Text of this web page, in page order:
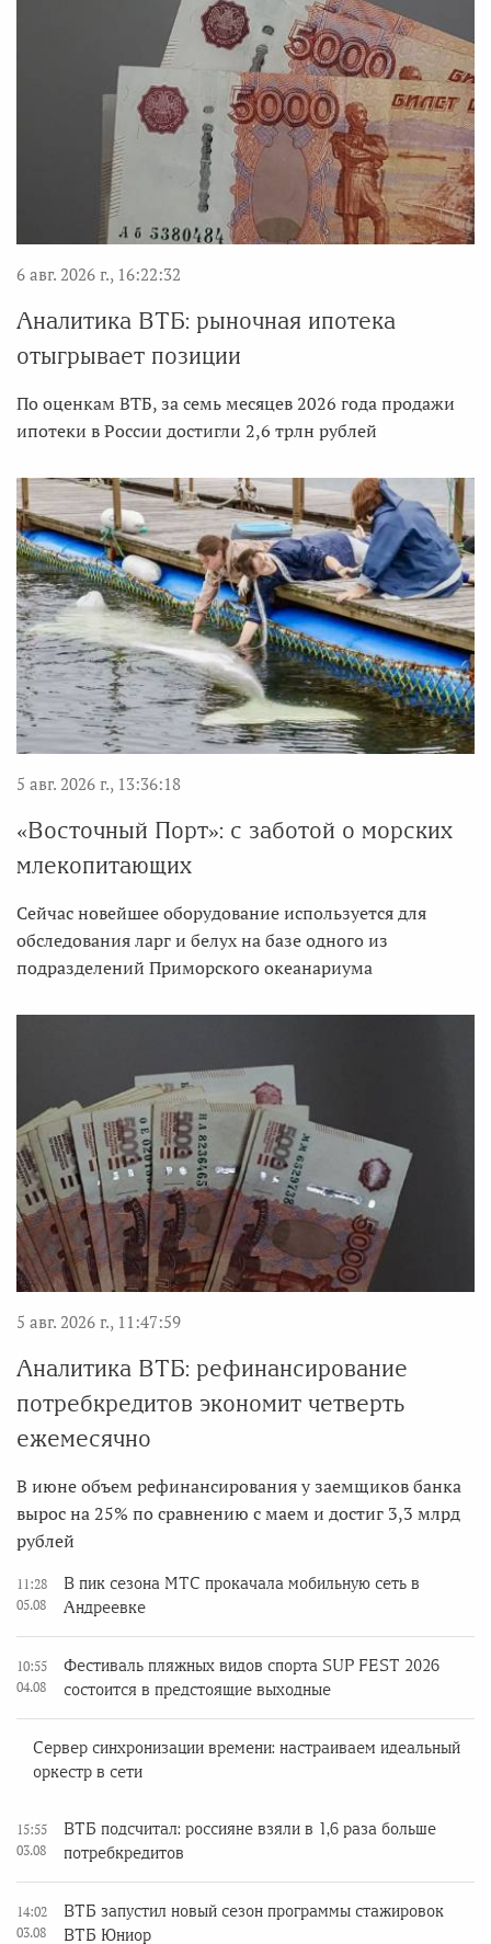
6 авг. 2026 г., 16:22:32
Аналитика ВТБ: рыночная ипотека
отыгрывает позиции
По оценкам ВТБ, за семь месяцев 2026 года продажи
ипотеки в России достигли 2,6 трлн рублей
5 авг. 2026 г., 13:36:18
«Восточный Порт»: с заботой о морских
млекопитающих
Сейчас новейшее оборудование используется для
обследования ларг и белух на базе одного из
подразделений Приморского океанариума
5 авг. 2026 г., 11:47:59
Аналитика ВТБ: рефинансирование
потребкредитов экономит четверть
ежемесячно
В июне объем рефинансирования у заемщиков банка
вырос на 25% по сравнению с маем и достиг 3,3 млрд
рублей
11:28
05.08
В пик сезона МТС прокачала мобильную сеть в
Андреевке
10:55
04.08
Фестиваль пляжных видов спорта SUP FEST 2026
состоится в предстоящие выходные
Сервер синхронизации времени: настраиваем идеальный
оркестр в сети
15:55
03.08
ВТБ подсчитал: россияне взяли в 1,6 раза больше
потребкредитов
14:02
03.08
ВТБ запустил новый сезон программы стажировок
ВТБ Юниор